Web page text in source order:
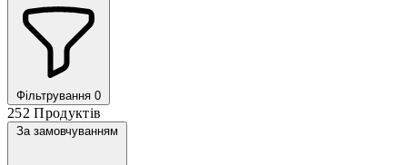
Фільтрування 0
252 Продуктів
За замовчуванням